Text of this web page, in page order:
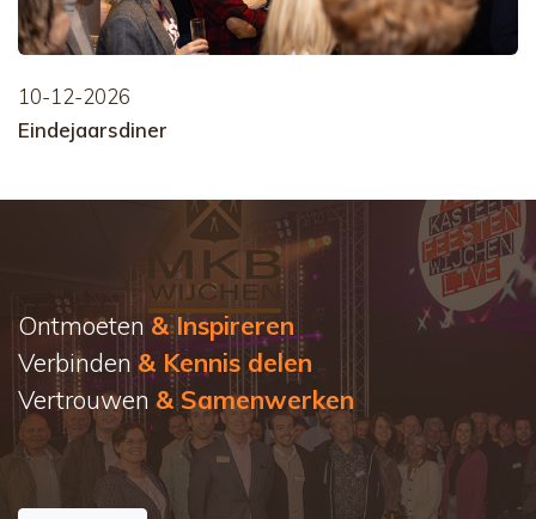
10-12-2026
Eindejaarsdiner
Ontmoeten & Inspireren
Verbinden & Kennis delen
Vertrouwen & Samenwerken